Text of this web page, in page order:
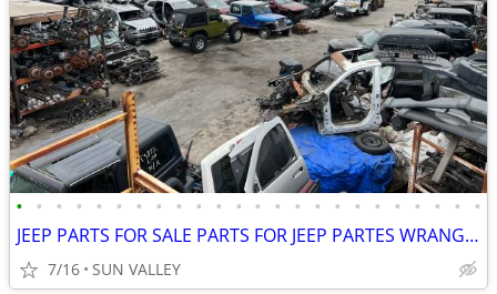
• • • • • • • • • • • • • • • • • • • • • • • •
JEEP PARTS FOR SALE PARTS FOR JEEP PARTES WRANGLER TJ YJ JKU JL JLU JK
7/16 SUN VALLEY